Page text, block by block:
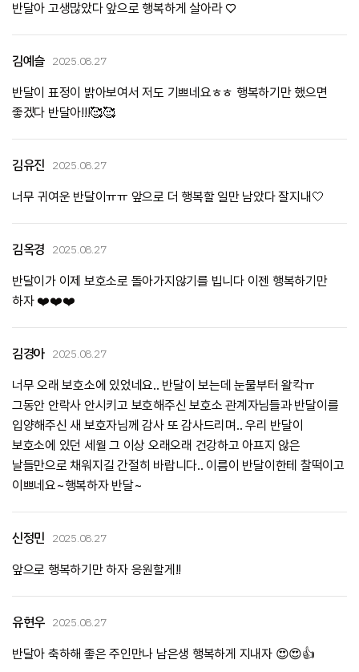
반달아 고생많았다 앞으로 행복하게 살아라 ♡
김예슬 2025.08.27
반달이 표정이 밝아보여서 저도 기쁘네요ㅎㅎ 행복하기만 했으면
좋겠다 반달아!!!🥰🥰
김유진 2025.08.27
너무 귀여운 반달이ㅠㅠ 앞으로 더 행복할 일만 남았다 잘지내🤍
김옥경 2025.08.27
반달이가 이제 보호소로 돌아가지않기를 빕니다 이젠 행복하기만
하자 ❤️❤️❤️
김경아 2025.08.27
너무 오래 보호소에 있었네요.. 반달이 보는데 눈물부터 왈칵ㅠ
그동안 안락사 안시키고 보호해주신 보호소 관계자님들과 반달이를
입양해주신 새 보호자님께 감사 또 감사드리며.. 우리 반달이
보호소에 있던 세월 그 이상 오래오래 건강하고 아프지 않은
날들만으로 채워지길 간절히 바랍니다.. 이름이 반달이한테 찰떡이고
이쁘네요~행복하자 반달~
신정민 2025.08.27
앞으로 행복하기만 하자 응원할게!!
유현우 2025.08.27
반달아 축하해 좋은 주인만나 남은생 행복하게 지내자 😍😍👍